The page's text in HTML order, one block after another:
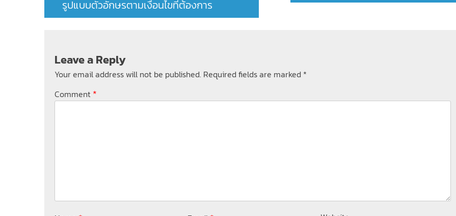
รูปแบบตัวอักษรตามเงื่อนไขที่ต้องการ
Leave a Reply
Your email address will not be published. Required fields are marked *
Comment *